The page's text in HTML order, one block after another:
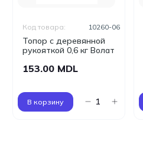
Топор с деревянной
рукояткой 0,6 кг Волат
Код товара: 10260-06
153.00 MDL
В корзину